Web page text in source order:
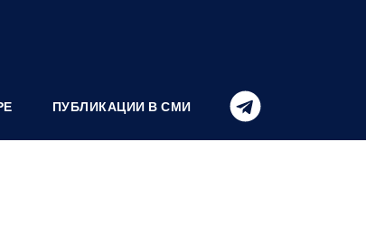
ПУБЛИКАЦИИ В СМИ